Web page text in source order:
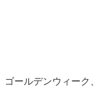
ールデンウィーク、